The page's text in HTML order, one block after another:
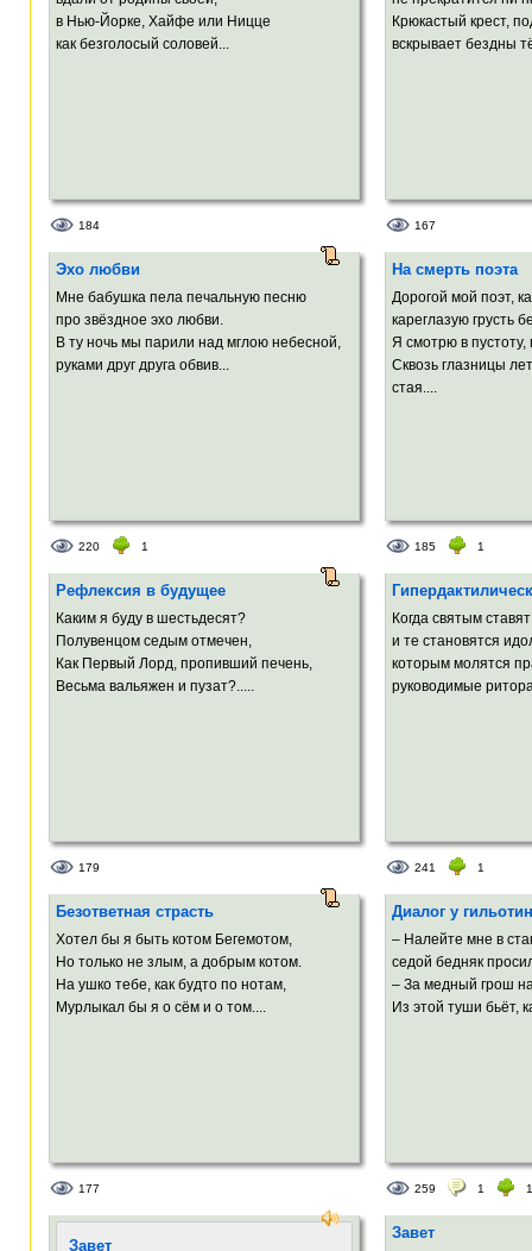
в Нью-Йорке, Хайфе или Ницце
как безголосый соловей...
184
Крюкастый крест,
вскрывает бездны
167
Эхо любви
Мне бабушка пела печальную песню
про звёздное эхо любви.
В ту ночь мы парили над мглою небесной,
руками друг друга обвив...
220 1
На смерть поэта
Дорогой мой поэт,
кареглазую грусть
Я смотрю в
Сквозь глазницы
стая....
185 1
Рефлексия в будущее
Каким я буду в шестьдесят?
Полувенцом седым отмечен,
Как Первый Лорд, пропивший печень,
Весьма вальяжен и пузат?.....
179
Когда святым
и те становятся
которым молятся
руководимые
241 1
Безответная страсть
Хотел бы я быть котом Бегемотом,
Но только не злым, а добрым котом.
На ушко тебе, как будто по нотам,
Мурлыкал бы я о сём и о том....
177
Диалог у
– Налейте мне в
седой бедняк
– За медный грош
Из этой туши бьёт,
259 1 1
Завет
Завет